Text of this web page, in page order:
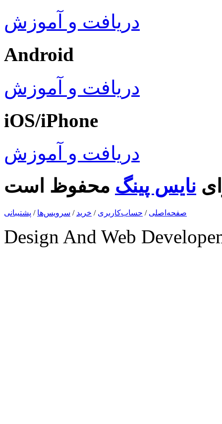
دریافت و آموزش
Android
دریافت و آموزش
iOS/iPhone
دریافت و آموزش
نایس پینگ
صفحه‌اصلی / حساب‌کاربری / خرید / سرویس‌ها / پشتیبانی
Design And Web